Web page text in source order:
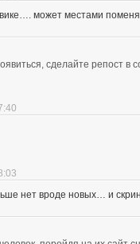
может местами
сделайте репост в
нет вроде новых… и